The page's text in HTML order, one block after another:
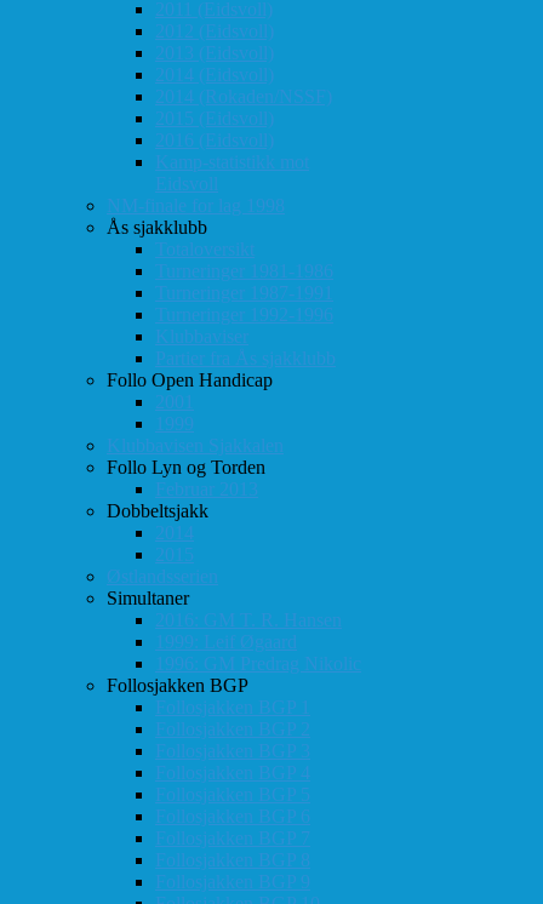
2011 (Eidsvoll)
2012 (Eidsvoll)
2013 (Eidsvoll)
2014 (Eidsvoll)
2014 (Rokaden/NSSF)
2015 (Eidsvoll)
2016 (Eidsvoll)
Kamp-statistikk mot
Eidsvoll
NM-finale for lag 1998
Ås sjakklubb
Totaloversikt
Turneringer 1981-1986
Turneringer 1987-1991
Turneringer 1992-1996
Klubbaviser
Partier fra Ås sjakklubb
Follo Open Handicap
2001
1999
Klubbavisen Sjakkalen
Follo Lyn og Torden
Februar 2013
Dobbeltsjakk
2014
2015
Østlandsserien
Simultaner
2016: GM T. R. Hansen
1999: Leif Øgaard
1996: GM Predrag Nikolic
Follosjakken BGP
Follosjakken BGP 1
Follosjakken BGP 2
Follosjakken BGP 3
Follosjakken BGP 4
Follosjakken BGP 5
Follosjakken BGP 6
Follosjakken BGP 7
Follosjakken BGP 8
Follosjakken BGP 9